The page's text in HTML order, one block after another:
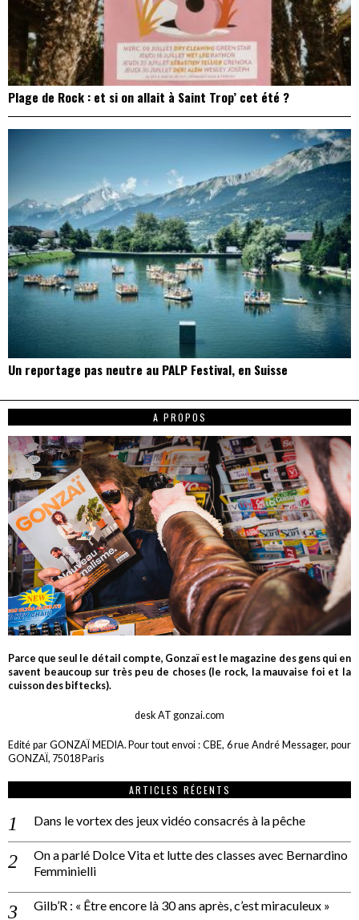
Plage de Rock : et si on allait à Saint Trop’ cet été ?
Un reportage pas neutre au PALP Festival, en Suisse
A PROPOS
Parce que seul le détail compte, Gonzaï est le magazine des gens qui en
savent beaucoup sur très peu de choses (le rock, la mauvaise foi et la
cuisson des biftecks).
desk AT gonzai.com
Edité par GONZAÏ MEDIA. Pour tout envoi : CBE, 6 rue André Messager, pour
GONZAÏ, 75018 Paris
ARTICLES RÉCENTS
Dans le vortex des jeux vidéo consacrés à la pêche
On a parlé Dolce Vita et lutte des classes avec Bernardino
Femminielli
Gilb’R : « Être encore là 30 ans après, c’est miraculeux »